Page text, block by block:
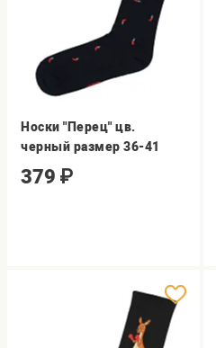
Носки "Перец" цв.
черный размер 36-41
379 ₽